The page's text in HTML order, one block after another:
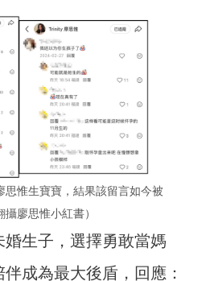
思惟生寶寶，結果該留言如今被
廖思惟小紅書）
生子，選擇勇敢當媽
成為最大後盾，回應：